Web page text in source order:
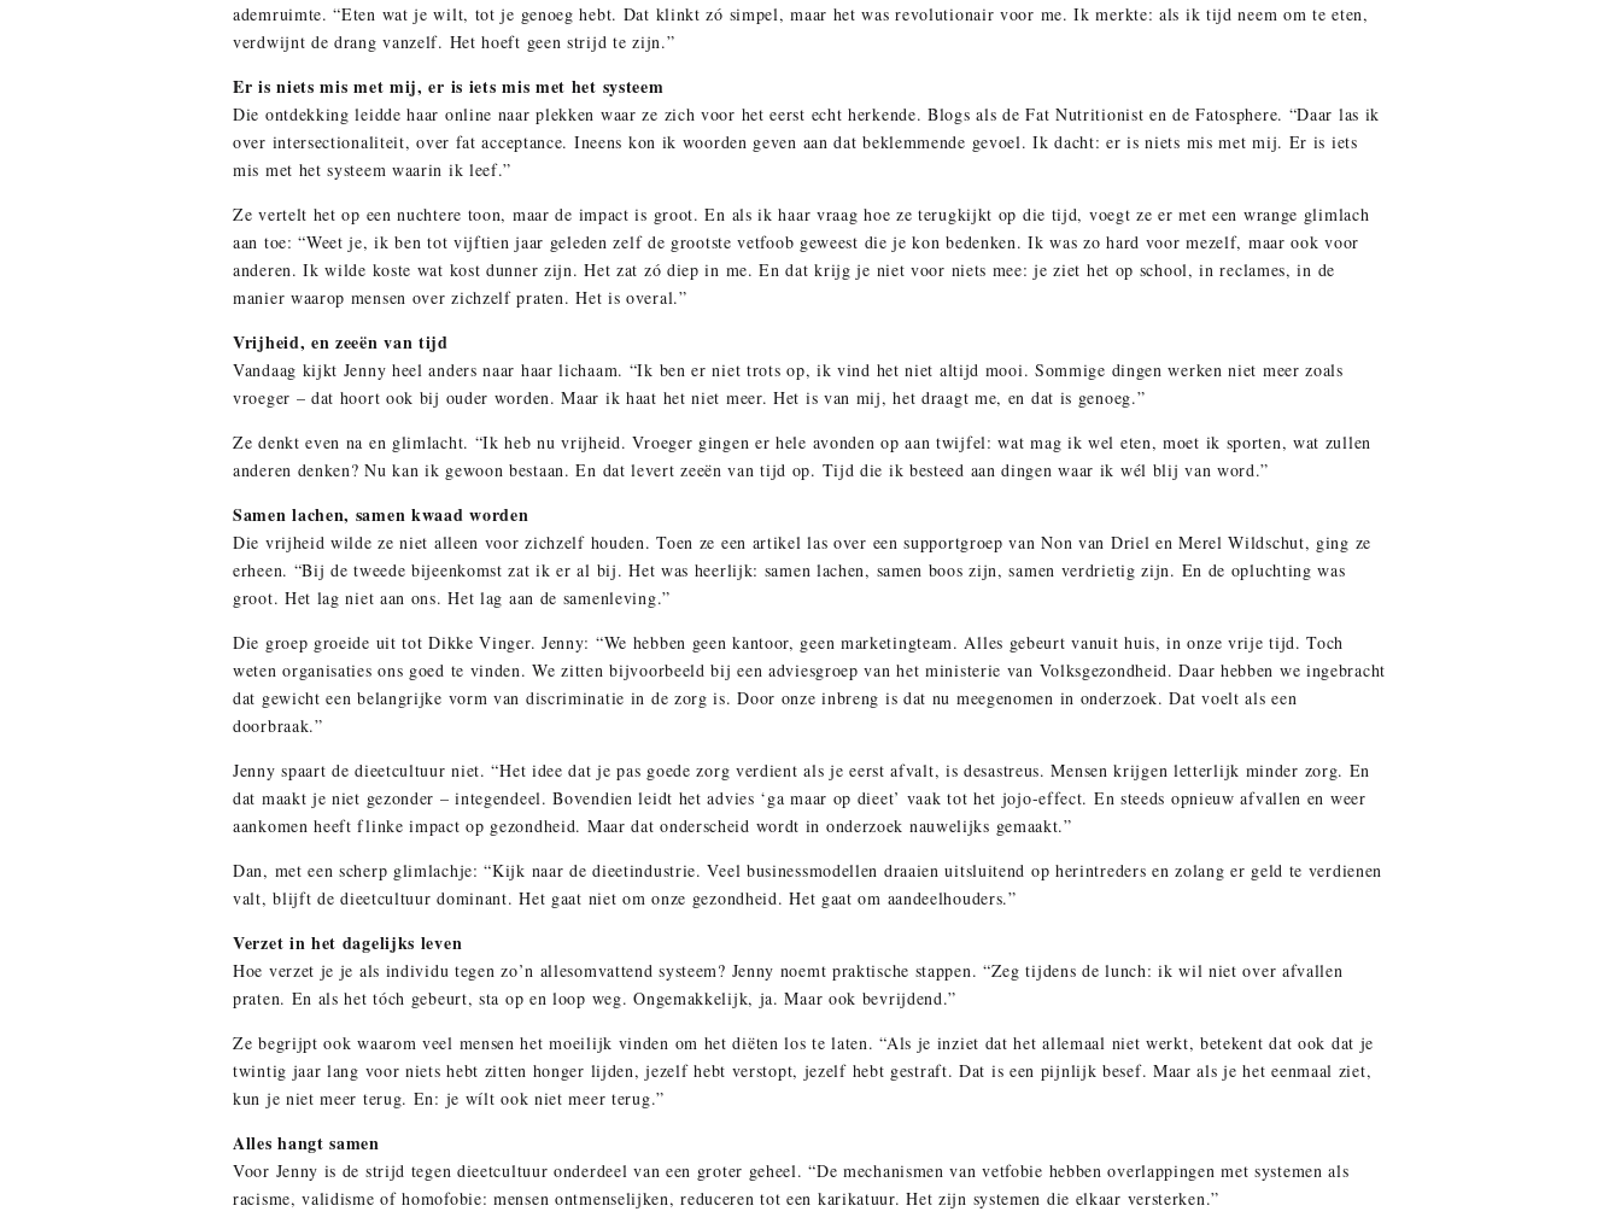
ademruimte. “Eten wat je wilt, tot je genoeg hebt. Dat klinkt zó simpel, maar het was revolutionair voor me. Ik merkte: als ik tijd neem om te eten,
verdwijnt de drang vanzelf. Het hoeft geen strijd te zijn.”
Er is niets mis met mij, er is iets mis met het systeem
Die ontdekking leidde haar online naar plekken waar ze zich voor het eerst echt herkende. Blogs als de Fat Nutritionist en de Fatosphere. “Daar las ik
over intersectionaliteit, over fat acceptance. Ineens kon ik woorden geven aan dat beklemmende gevoel. Ik dacht: er is niets mis met mij. Er is iets
mis met het systeem waarin ik leef.”
Ze vertelt het op een nuchtere toon, maar de impact is groot. En als ik haar vraag hoe ze terugkijkt op die tijd, voegt ze er met een wrange glimlach
aan toe: “Weet je, ik ben tot vijftien jaar geleden zelf de grootste vetfoob geweest die je kon bedenken. Ik was zo hard voor mezelf, maar ook voor
anderen. Ik wilde koste wat kost dunner zijn. Het zat zó diep in me. En dat krijg je niet voor niets mee: je ziet het op school, in reclames, in de
manier waarop mensen over zichzelf praten. Het is overal.”
Vrijheid, en zeeën van tijd
Vandaag kijkt Jenny heel anders naar haar lichaam. “Ik ben er niet trots op, ik vind het niet altijd mooi. Sommige dingen werken niet meer zoals
vroeger – dat hoort ook bij ouder worden. Maar ik haat het niet meer. Het is van mij, het draagt me, en dat is genoeg.”
Ze denkt even na en glimlacht. “Ik heb nu vrijheid. Vroeger gingen er hele avonden op aan twijfel: wat mag ik wel eten, moet ik sporten, wat zullen
anderen denken? Nu kan ik gewoon bestaan. En dat levert zeeën van tijd op. Tijd die ik besteed aan dingen waar ik wél blij van word.”
Samen lachen, samen kwaad worden
Die vrijheid wilde ze niet alleen voor zichzelf houden. Toen ze een artikel las over een supportgroep van Non van Driel en Merel Wildschut, ging ze
erheen. “Bij de tweede bijeenkomst zat ik er al bij. Het was heerlijk: samen lachen, samen boos zijn, samen verdrietig zijn. En de opluchting was
groot. Het lag niet aan ons. Het lag aan de samenleving.”
Die groep groeide uit tot Dikke Vinger. Jenny: “We hebben geen kantoor, geen marketingteam. Alles gebeurt vanuit huis, in onze vrije tijd. Toch
weten organisaties ons goed te vinden. We zitten bijvoorbeeld bij een adviesgroep van het ministerie van Volksgezondheid. Daar hebben we ingebracht
dat gewicht een belangrijke vorm van discriminatie in de zorg is. Door onze inbreng is dat nu meegenomen in onderzoek. Dat voelt als een
doorbraak.”
Jenny spaart de dieetcultuur niet. “Het idee dat je pas goede zorg verdient als je eerst afvalt, is desastreus. Mensen krijgen letterlijk minder zorg. En
dat maakt je niet gezonder – integendeel. Bovendien leidt het advies ‘ga maar op dieet’ vaak tot het jojo-effect. En steeds opnieuw afvallen en weer
aankomen heeft flinke impact op gezondheid. Maar dat onderscheid wordt in onderzoek nauwelijks gemaakt.”
Dan, met een scherp glimlachje: “Kijk naar de dieetindustrie. Veel businessmodellen draaien uitsluitend op herintreders en zolang er geld te verdienen
valt, blijft de dieetcultuur dominant. Het gaat niet om onze gezondheid. Het gaat om aandeelhouders.”
Verzet in het dagelijks leven
Hoe verzet je je als individu tegen zo’n allesomvattend systeem? Jenny noemt praktische stappen. “Zeg tijdens de lunch: ik wil niet over afvallen
praten. En als het tóch gebeurt, sta op en loop weg. Ongemakkelijk, ja. Maar ook bevrijdend.”
Ze begrijpt ook waarom veel mensen het moeilijk vinden om het diëten los te laten. “Als je inziet dat het allemaal niet werkt, betekent dat ook dat je
twintig jaar lang voor niets hebt zitten honger lijden, jezelf hebt verstopt, jezelf hebt gestraft. Dat is een pijnlijk besef. Maar als je het eenmaal ziet,
kun je niet meer terug. En: je wílt ook niet meer terug.”
Alles hangt samen
Voor Jenny is de strijd tegen dieetcultuur onderdeel van een groter geheel. “De mechanismen van vetfobie hebben overlappingen met systemen als
racisme, validisme of homofobie: mensen ontmenselijken, reduceren tot een karikatuur. Het zijn systemen die elkaar versterken.”